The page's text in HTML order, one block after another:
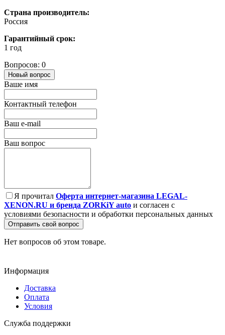
Страна производитель:
Россия
Гарантийный срок:
1 год
Вопросов: 0
Новый вопрос
Ваше имя
Контактный телефон
Ваш e-mail
Ваш вопрос
Я прочитал Оферта интернет-магазина LEGAL-
XENON.RU и бренда ZORKiY auto и согласен с
условиями безопасности и обработки персональных данных
Отправить свой вопрос
Нет вопросов об этом товаре.
Информация
Доставка
Оплата
Условия
Служба поддержки